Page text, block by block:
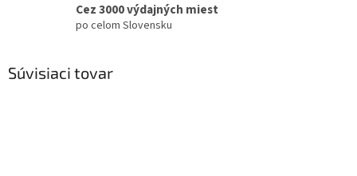
Cez 3000 výdajných miest
po celom Slovensku
Súvisiaci tovar